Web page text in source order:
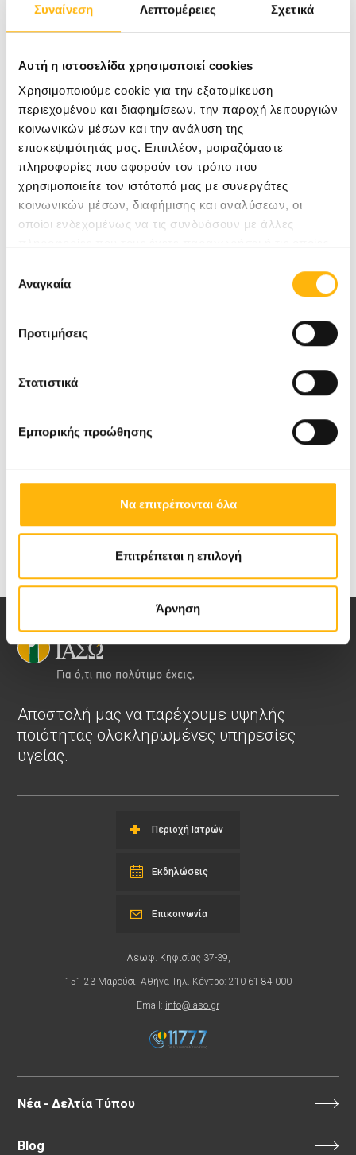
Συναίνεση Λεπτομέρειες Σχετικά
Αυτή η ιστοσελίδα χρησιμοποιεί cookies
Χρησιμοποιούμε cookie για την εξατομίκευση
περιεχομένου και διαφημίσεων, την παροχή λειτουργιών
κοινωνικών μέσων και την ανάλυση της
επισκεψιμότητάς μας. Επιπλέον, μοιραζόμαστε
πληροφορίες που αφορούν τον τρόπο που
χρησιμοποιείτε τον ιστότοπό μας με συνεργάτες
κοινωνικών μέσων, διαφήμισης και αναλύσεων, οι
οποίοι ενδεχομένως να τις συνδυάσουν με άλλες
των υπηρεσιών τους.
συγκατάθεσης
Αναγκαία
Προτιμήσεις
Στατιστικά
Εμπορικής προώθησης
Να επιτρέπονται όλα
Επιτρέπεται η επιλογή
Άρνηση
παιδιατρικών ειδικοτήτων
ασθενών
Υπερσύγχρονη Μονάδα Εντατικής
Θεραπείας
Ιατροτεχνολογικός εξοπλισμός αιχμής
Υπηρεσίες υψηλής ποιότητας σε ένα
ευχάριστο, όμορφο και ζεστό περιβάλλον
24ωρη παροχή ολοκληρωμένης ιατρικής
περίθαλψης και θεραπείας
Πολιτική ποιότητας διεθνών προδιαγραφών
Για περισσότερες δημοσιογραφικές
πληροφορίες: Νάνσυ Χριστοπούλου, Εμπορική
Διεύθυνση Ομίλου ΙΑΣΩ – ΙΑΣΩ Παίδων, Τηλ.:210
6383917, E-mail:nchristopoulou@iaso.gr
Αποστολή μας να παρέχουμε υψηλής
ποιότητας ολοκληρωμένες υπηρεσίες
υγείας.
Περιοχή Ιατρών
Εκδηλώσεις
Λεωφ. Κηφισίας 37-39,
151 23 Μαρούσι, Αθήνα Τηλ. Κέντρο: 210 61 84 000
Email: info@iaso.gr
Επικοινωνία
Νέα - Δελτία Τύπου
Blog